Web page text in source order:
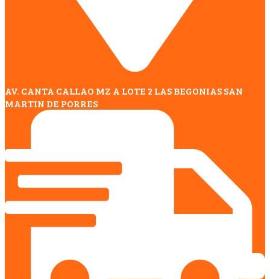
AV. CANTA CALLAO MZ A LOTE 2 LAS BEGONIAS SAN
MARTIN DE PORRES